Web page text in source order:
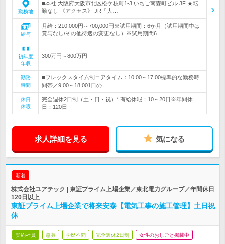
勤務地
■本社 大阪府大阪市北区松ケ枝町1-3 いちご南森町ビル 3F ★転
勤なし 《アクセス》 JR「大…
給与
月給：210,000円～700,000円※試用期間：6か月（試用期間中は
賞与なし/その他待遇の変更なし）※試用期間6…
初年度
年収
300万円～800万円
勤務
時間
■フレックスタイム制コアタイム：10:00～17:00標準的な勤務時
間帯／9:00～18:001日の…
休日
休暇
完全週休2日制（土・日・祝）* 有給休暇：10～20日※年間休
日：120日
求人詳細を見る 気になる
新着
株式会社ユアテック | 東証プライム上場企業／東北電力グループ／年間休日
120日以上
東証プライム上場企業で将来安泰【電気工事の施工管理】土日祝
休
契約社員 急募 学歴不問 完全週休2日制 女性のおしごと掲載中